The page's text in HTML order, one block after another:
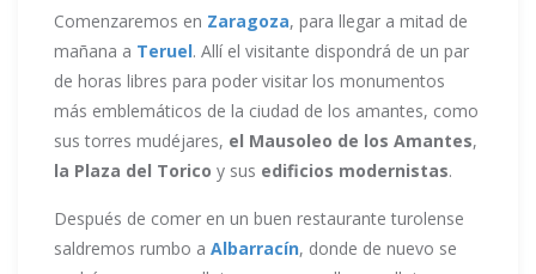
Comenzaremos en Zaragoza, para llegar a mitad de
mañana a Teruel. Allí el visitante dispondrá de un par
de horas libres para poder visitar los monumentos
más emblemáticos de la ciudad de los amantes, como
sus torres mudéjares, el Mausoleo de los Amantes,
la Plaza del Torico y sus edificios modernistas.
Después de comer en un buen restaurante turolense
saldremos rumbo a Albarracín, donde de nuevo se